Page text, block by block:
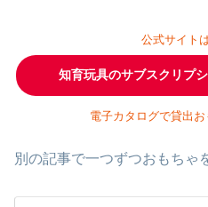
公式サイト
知育玩具のサブスクリプ
電子カタログで貸出お
別の記事で一つずつおもちゃ